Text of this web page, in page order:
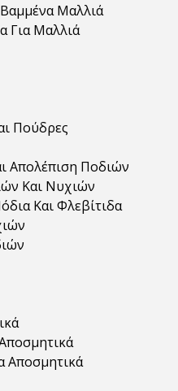
Μαλλιά
Για Μαλλιά
Πούδρες
Απολέπιση Ποδιών
Και Νυχιών
Και Φλεβίτιδα
Αποσμητικά